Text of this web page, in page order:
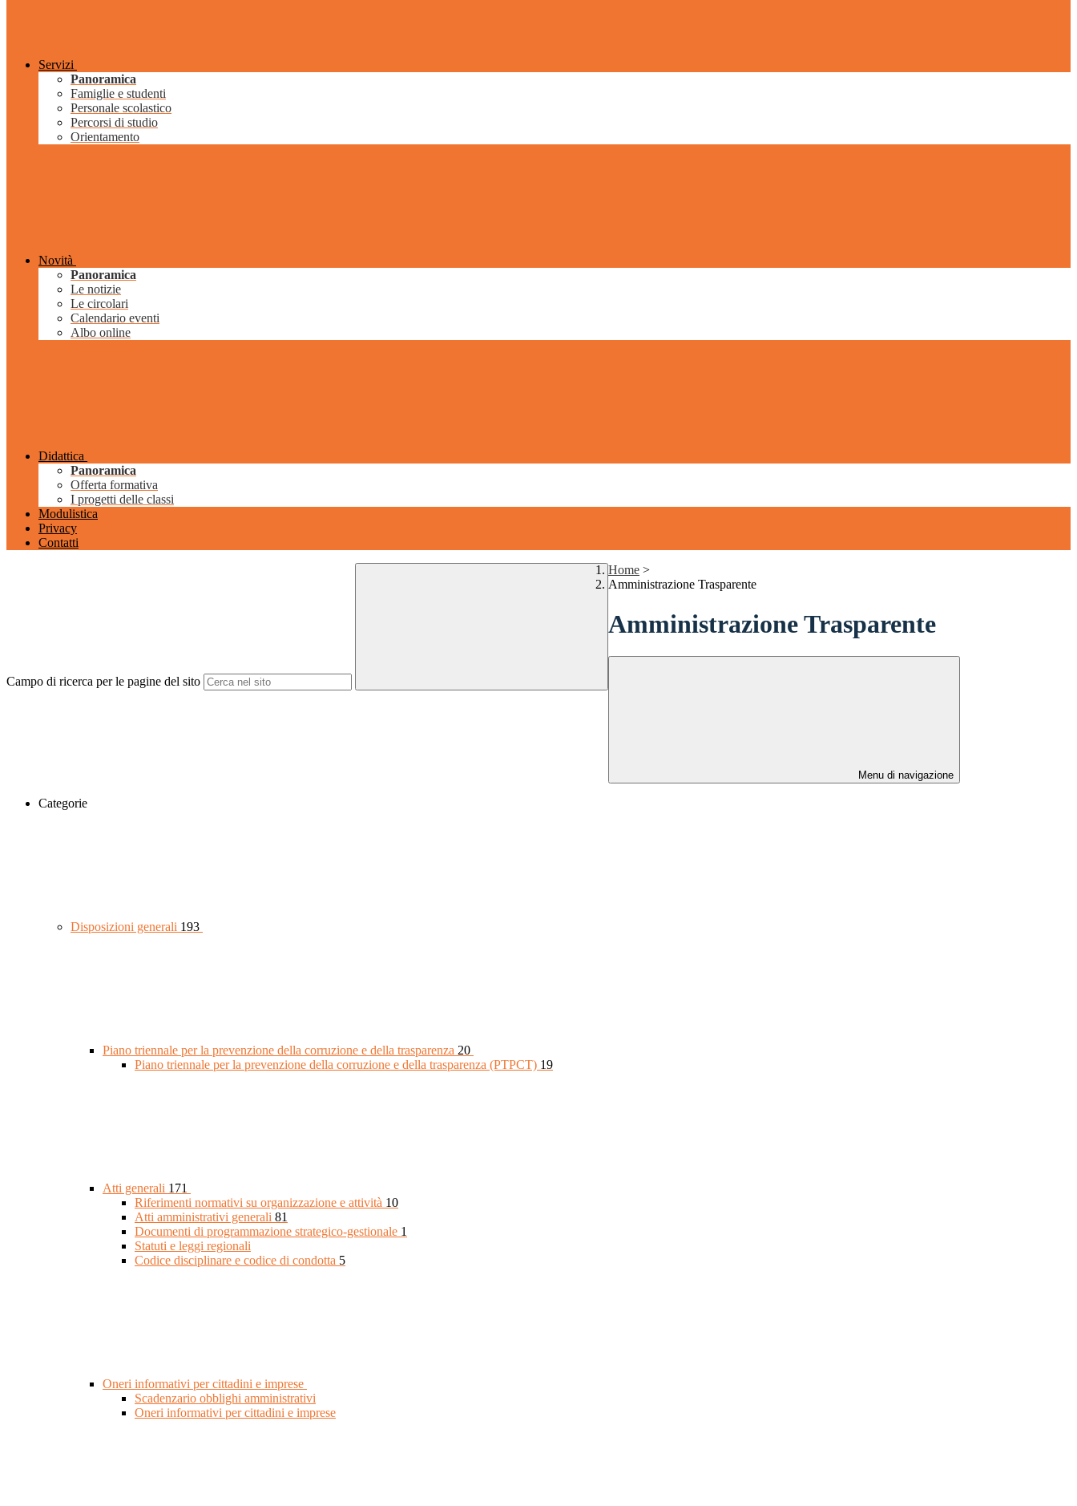
Servizi
Panoramica
Famiglie e studenti
Personale scolastico
Percorsi di studio
Orientamento
Novità
Panoramica
Le notizie
Le circolari
Calendario eventi
Albo online
Didattica
Panoramica
Offerta formativa
I progetti delle classi
Modulistica
Privacy
Contatti
Campo di ricerca per le pagine del sito
Home >
Amministrazione Trasparente
Amministrazione Trasparente
Menu di navigazione
Categorie
Disposizioni generali 193
Piano triennale per la prevenzione della corruzione e della trasparenza 20
Piano triennale per la prevenzione della corruzione e della trasparenza (PTPCT) 19
Atti generali 171
Riferimenti normativi su organizzazione e attività 10
Atti amministrativi generali 81
Documenti di programmazione strategico-gestionale 1
Statuti e leggi regionali
Codice disciplinare e codice di condotta 5
Oneri informativi per cittadini e imprese
Scadenzario obblighi amministrativi
Oneri informativi per cittadini e imprese